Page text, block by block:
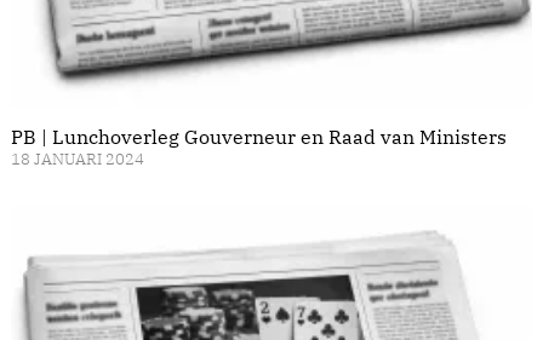
PB | Lunchoverleg Gouverneur en Raad van Ministers
18 JANUARI 2024